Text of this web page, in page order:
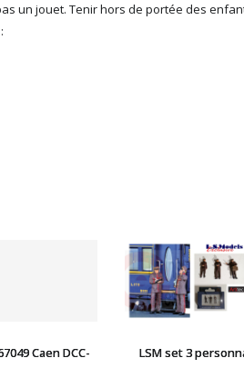
un jouet. Tenir hors de portée des
Caen DCC- LSM set 3